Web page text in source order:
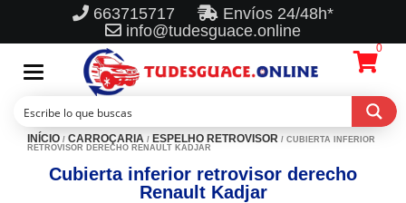
663715717
Envíos 24/48h*
info@tudesguace.online
Toggle
navigation
0
INÍCIO / CARROÇARIA / ESPELHO RETROVISOR / CUBIERTA INFERIOR
RETROVISOR DERECHO RENAULT KADJAR
Cubierta inferior retrovisor derecho
Renault Kadjar